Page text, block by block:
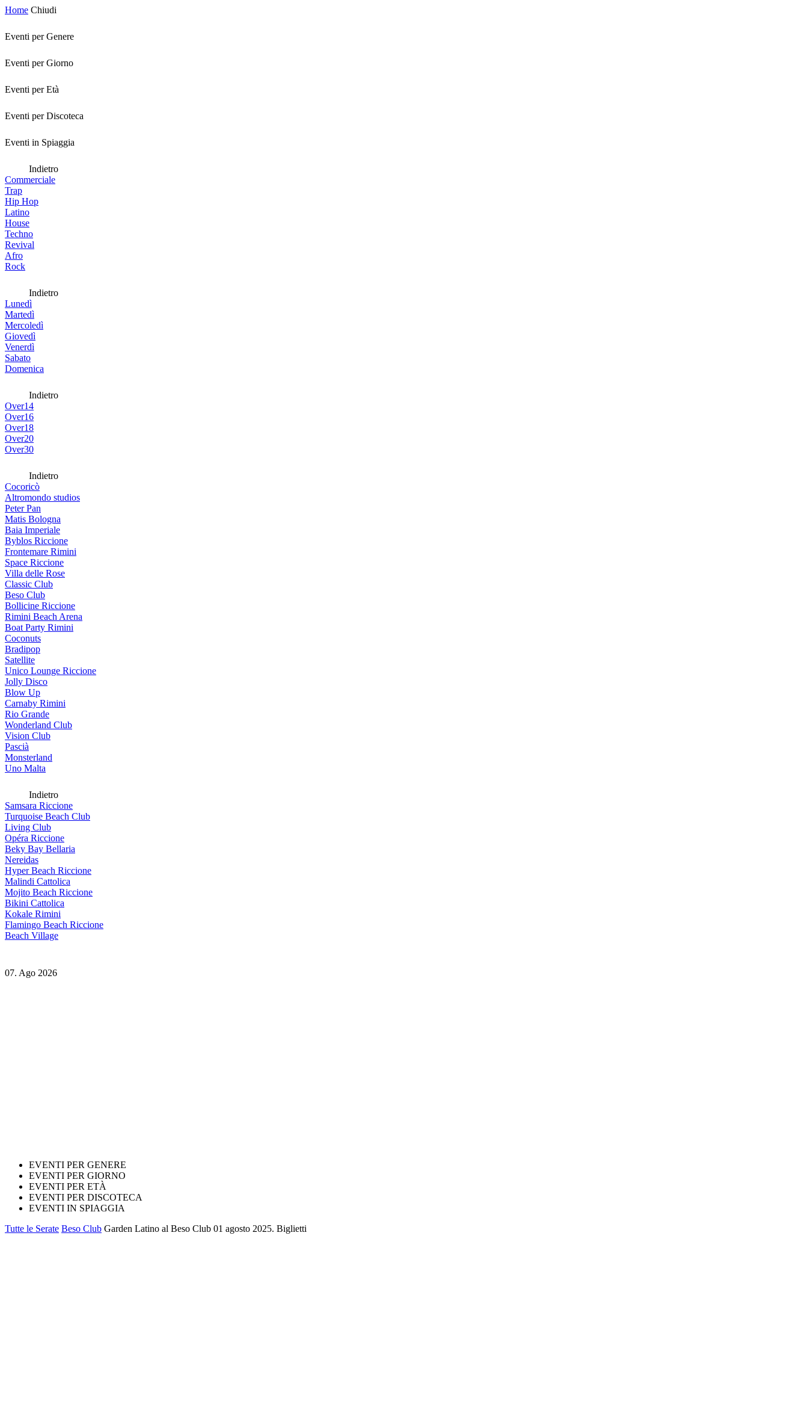
Home Chiudi
Eventi per Genere
Eventi per Giorno
Eventi per Età
Eventi per Discoteca
Eventi in Spiaggia
Indietro
Commerciale
Trap
Hip Hop
Latino
House
Techno
Revival
Afro
Rock
Indietro
Lunedì
Martedì
Mercoledì
Giovedì
Venerdì
Sabato
Domenica
Indietro
Over14
Over16
Over18
Over20
Over30
Indietro
Cocoricò
Altromondo studios
Peter Pan
Matis Bologna
Baia Imperiale
Byblos Riccione
Frontemare Rimini
Space Riccione
Villa delle Rose
Classic Club
Beso Club
Bollicine Riccione
Rimini Beach Arena
Boat Party Rimini
Coconuts
Bradipop
Satellite
Unico Lounge Riccione
Jolly Disco
Blow Up
Carnaby Rimini
Rio Grande
Wonderland Club
Vision Club
Pascià
Monsterland
Uno Malta
Indietro
Samsara Riccione
Turquoise Beach Club
Living Club
Opéra Riccione
Beky Bay Bellaria
Nereidas
Hyper Beach Riccione
Malindi Cattolica
Mojito Beach Riccione
Bikini Cattolica
Kokale Rimini
Flamingo Beach Riccione
Beach Village
07. Ago 2026
EVENTI PER GENERE
EVENTI PER GIORNO
EVENTI PER ETÀ
EVENTI PER DISCOTECA
EVENTI IN SPIAGGIA
Tutte le Serate Beso Club Garden Latino al Beso Club 01 agosto 2025. Biglietti